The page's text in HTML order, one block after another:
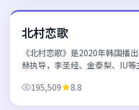
韩国
北村恋歌
《北村恋歌》是2020年韩国播
赫执导，李圣经、金泰梨、IU
韩电影电视剧在线播放平台免费...
195,509 8.8